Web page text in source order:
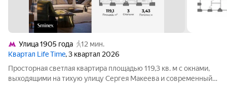
Улица 1905 года
12 мин.
Квартал Life Time, 3 квартал 2026
Просторная светлая квартира площадью 119,3 кв. м с окнами,
выходящими на тихую улицу Сергея Макеева и современный